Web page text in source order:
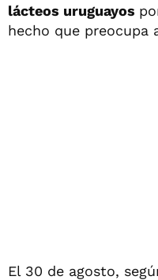
lácteos uruguayos
hecho que preocupa
El 30 de agosto,